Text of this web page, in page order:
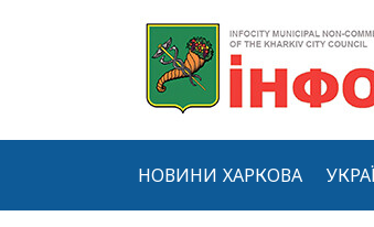
НОВИНИ ХАРКОВА